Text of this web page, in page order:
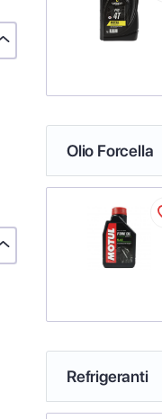
Olio Forcella
Refrigeranti